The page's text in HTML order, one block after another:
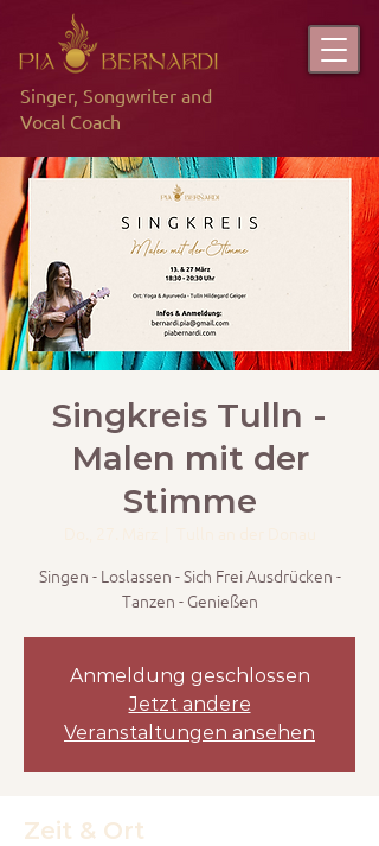
Singer, Songwriter and
Vocal Coach
Singkreis Tulln -
Malen mit der
Stimme
Singen - Loslassen - Sich Frei Ausdrücken -
Tanzen - Genießen
Anmeldung geschlossen
Jetzt andere
Veranstaltungen ansehen
Zeit & Ort